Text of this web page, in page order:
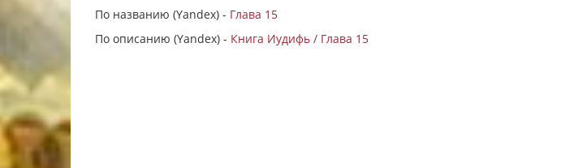
По названию (Yandex) - Глава 15
По описанию (Yandex) - Книга Иудифь / Глава 15